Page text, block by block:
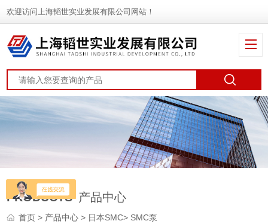
欢迎访问上海韬世实业发展有限公司网站！
PRODUCTS 产品中心
首页> 产品中心> 日本SMC> SMC泵